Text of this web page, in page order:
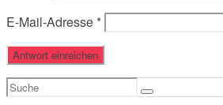
E-Mail-Adresse *
Suchen